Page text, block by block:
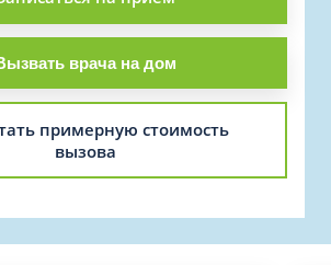
врача на дом
примерную стоимость
вызова